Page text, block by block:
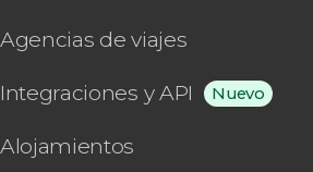
Agencias de viajes
Integraciones y API Nuevo
Alojamientos